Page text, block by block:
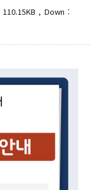
110.15KB , Down :